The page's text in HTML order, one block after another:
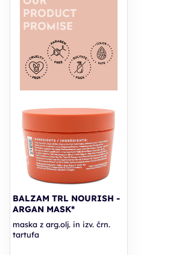
BALZAM TRL NOURISH -
ARGAN MASK*
maska z arg.olj. in izv. črn.
tartufa